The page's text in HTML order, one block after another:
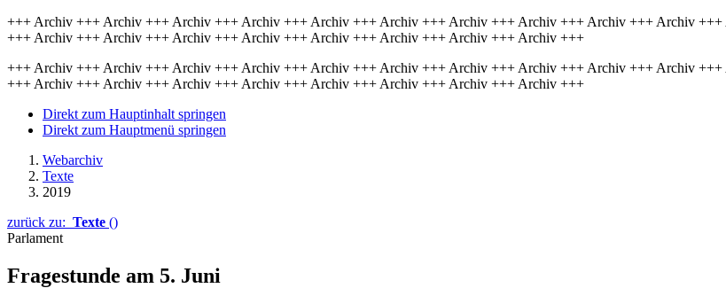
+++ Archiv +++ Archiv +++ Archiv +++ Archiv +++ Archiv +++ Archiv +++ Archiv +++ Archiv +++ Archiv +++ Archiv
+++ Archiv +++ Archiv +++ Archiv +++ Archiv +++ Archiv +++ Archiv +++ Archiv +++ Archiv +++
+++ Archiv +++ Archiv +++ Archiv +++ Archiv +++ Archiv +++ Archiv +++ Archiv +++ Archiv +++ Archiv +++ Archiv
+++ Archiv +++ Archiv +++ Archiv +++ Archiv +++ Archiv +++ Archiv +++ Archiv +++ Archiv +++
Direkt zum Hauptinhalt springen
Direkt zum Hauptmenü springen
Webarchiv
Texte
2019
zurück zu: Texte ()
Parlament
Fragestunde am 5. Juni